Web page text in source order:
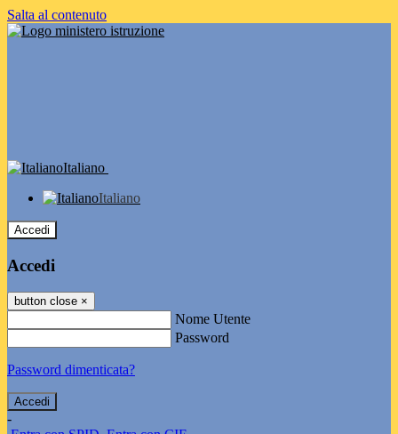
Salta al contenuto
Italiano
Italiano
Accedi
Accedi
button close ×
Nome Utente
Password
Password dimenticata?
-